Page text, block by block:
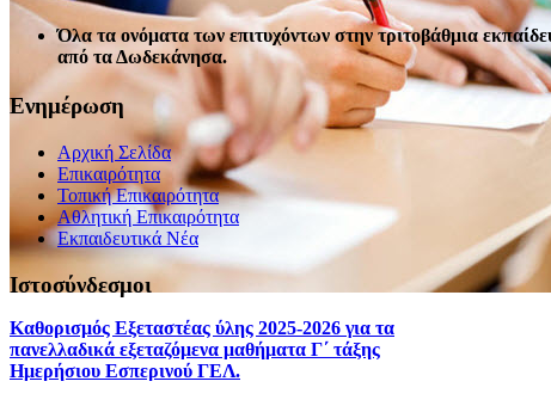
Καθορισμός Eξεταστέας ύλης 2025-2026 για τα
πανελλαδικά εξεταζόμενα μαθήματα Γ΄ τάξης
Ημερήσιου Εσπερινού ΓΕΛ.
Όλα τα ονόματα των επιτυχόντων στην τριτοβάθμια
από τα Δωδεκάνησα.
Ενημέρωση
Αρχική Σελίδα
Επικαιρότητα
Τοπική Επικαιρότητα
Αθλητική Επικαιρότητα
Eκπαιδευτικά Νέα
Ιστοσύνδεσμοι